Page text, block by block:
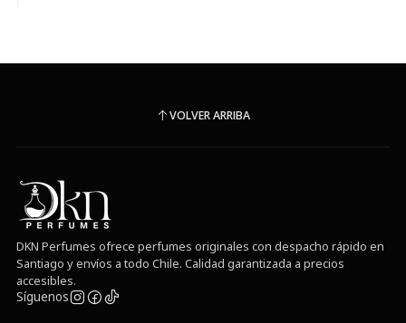
VOLVER ARRIBA
DKN Perfumes ofrece perfumes originales con despacho rápido en
Santiago y envíos a todo Chile. Calidad garantizada a precios
accesibles.
Síguenos